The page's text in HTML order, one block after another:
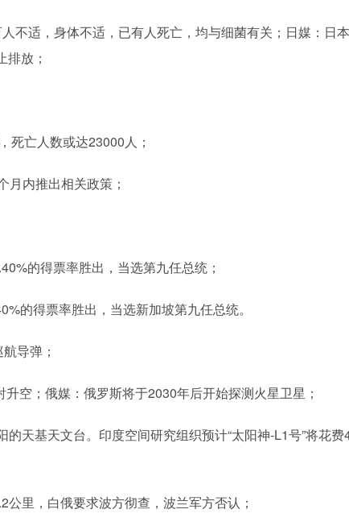
不适，身体不适，已有人死亡，均与细菌有关；日媒：日
放；
死亡人数或达23000人；
内推出相关政策；
的得票率胜出，当选第九任总统；
的得票率胜出，当选新加坡第九任总统。
导弹；
空；俄媒：俄罗斯将于2030年后开始探测火星卫星；
天基天文台。印度空间研究组织预计“太阳神-L1号”将花
里，白俄要求波方彻查，波兰军方否认；